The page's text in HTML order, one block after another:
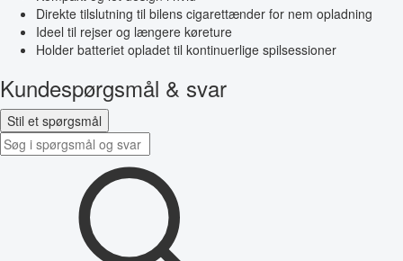
Direkte tilslutning til bilens cigarettænder for nem opladning
Ideel til rejser og længere køreture
Holder batteriet opladet til kontinuerlige spilsessioner
Kundespørgsmål & svar
Stil et spørgsmål